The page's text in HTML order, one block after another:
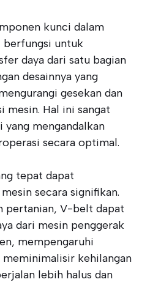
kunci dalam
berfungsi untuk
daya dari satu bagian
desainnya yang
gesekan dan
mesin. Hal ini sangat
mengandalkan
secara optimal.
tepat dapat
secara signifikan.
pertanian, V-belt dapat
dari mesin penggerak
mempengaruhi
kehilangan
lebih halus dan